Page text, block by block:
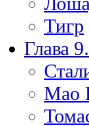
Тигр
Глава
Мао